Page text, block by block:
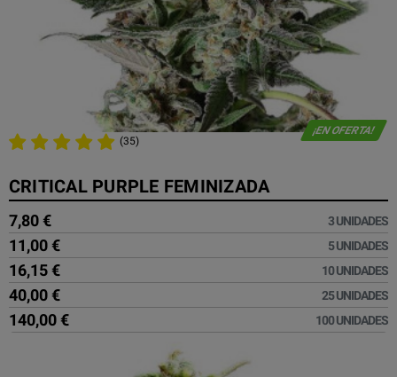
¡EN OFERTA!
(35)
CRITICAL PURPLE FEMINIZADA
7,80 € 3 UNIDADES
11,00 € 5 UNIDADES
16,15 € 10 UNIDADES
40,00 € 25 UNIDADES
140,00 € 100 UNIDADES